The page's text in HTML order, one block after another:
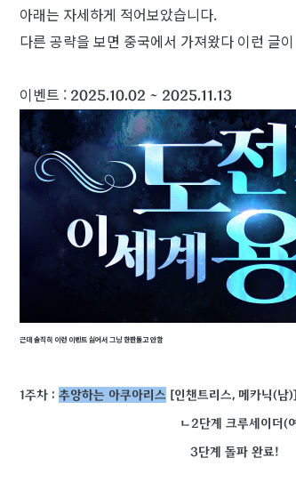
아래는 자세하게 적어보았습니다.
다른 공략을 보면 중국에서 가져왔다 이런 글
이벤트 : 2025.10.02 ~ 2025.11.13
근데 솔직히 이런 이벤트 싫어서 그냥 한판돌고 안함
1주차 : 추앙하는 아쿠아리스 [인챈트리스, 메카닉(남
ㄴ2단계 크루세이더(여)
3단계 돌파 완료!